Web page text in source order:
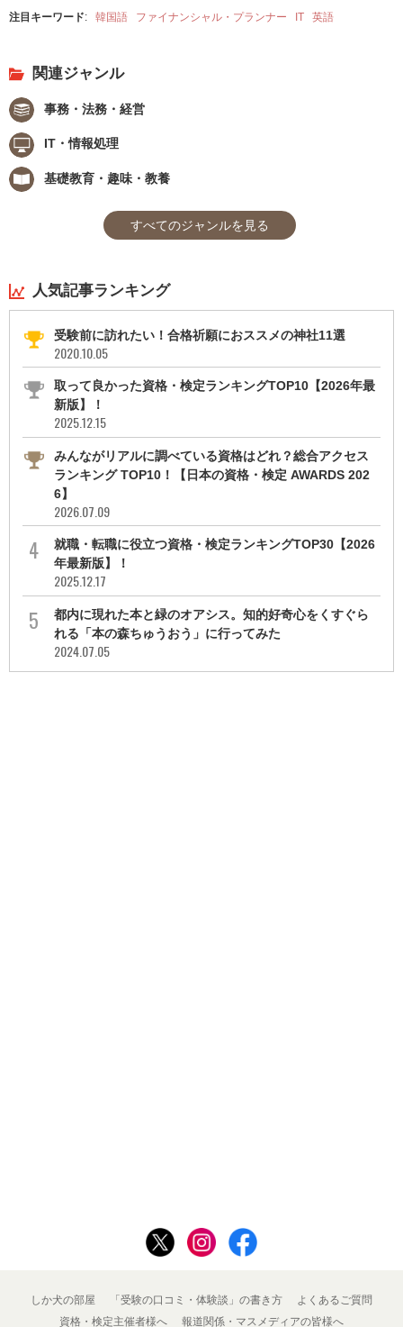
注目キーワード: 韓国語 ファイナンシャル・プランナー IT 英語
関連ジャンル
事務・法務・経営
IT・情報処理
基礎教育・趣味・教養
すべてのジャンルを見る
人気記事ランキング
受験前に訪れたい！合格祈願におススメの神社11選
2020.10.05
取って良かった資格・検定ランキングTOP10【2026年最
新版】！
2025.12.15
みんながリアルに調べている資格はどれ？総合アクセス
ランキング TOP10！【日本の資格・検定 AWARDS 202
6】
2026.07.09
就職・転職に役立つ資格・検定ランキングTOP30【2026
年最新版】！
2025.12.17
都内に現れた本と緑のオアシス。知的好奇心をくすぐら
れる「本の森ちゅうおう」に行ってみた
2024.07.05
しか犬の部屋 「受験の口コミ・体験談」の書き方
よくあるご質問
資格・検定主催者様へ
報道関係・マスメディアの皆様へ